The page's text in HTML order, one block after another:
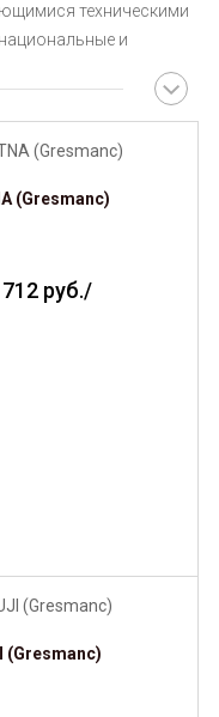
техническими
и
(Gresmanc)
712 руб./
(Gresmanc)